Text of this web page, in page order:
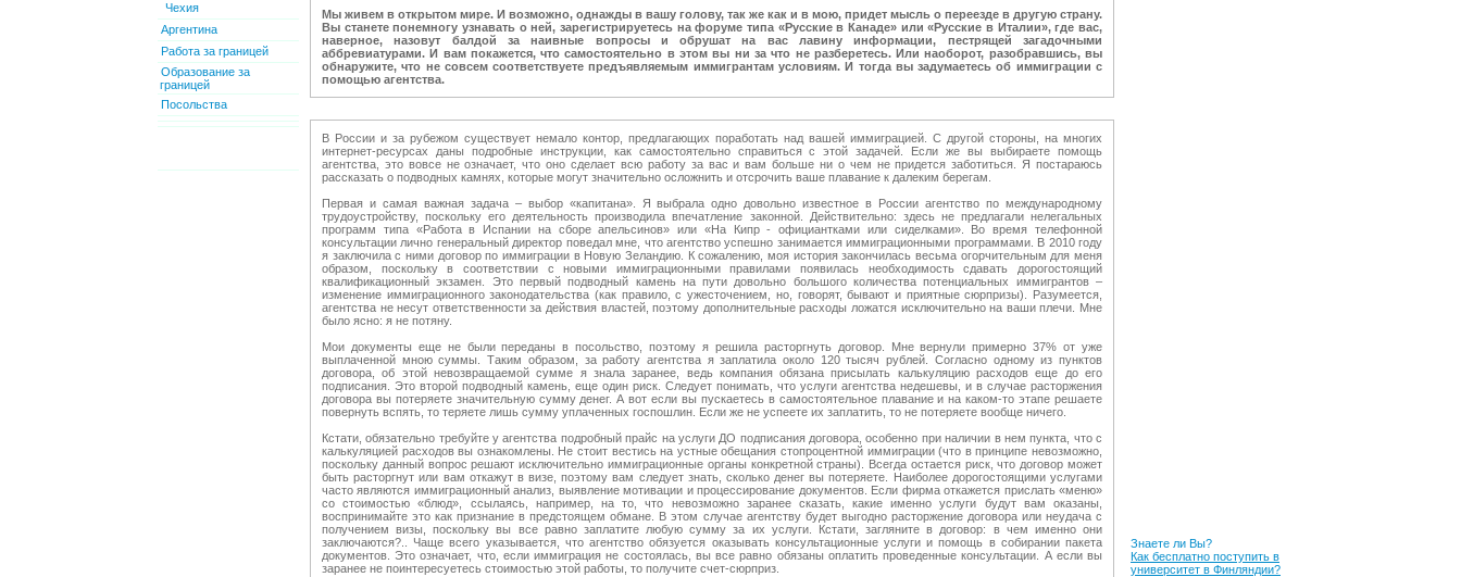
Чехия
Аргентина
Работа за границей
Образование за
границей
Посольства
Мы живем в открытом мире. И возможно, однажды в вашу голову, так же как и в мою, придет мысль о переезде в другую страну.
Вы станете понемногу узнавать о ней, зарегистрируетесь на форуме типа «Русские в Канаде» или «Русские в Италии», где вас,
наверное, назовут балдой за наивные вопросы и обрушат на вас лавину информации, пестрящей загадочными
аббревиатурами. И вам покажется, что самостоятельно в этом вы ни за что не разберетесь. Или наоборот, разобравшись, вы
обнаружите, что не совсем соответствуете предъявляемым иммигрантам условиям. И тогда вы задумаетесь об иммиграции с
помощью агентства.
В России и за рубежом существует немало контор, предлагающих поработать над вашей иммиграцией. С другой стороны, на многих
интернет-ресурсах даны подробные инструкции, как самостоятельно справиться с этой задачей. Если же вы выбираете помощь
агентства, это вовсе не означает, что оно сделает всю работу за вас и вам больше ни о чем не придется заботиться. Я постараюсь
рассказать о подводных камнях, которые могут значительно осложнить и отсрочить ваше плавание к далеким берегам.
Первая и самая важная задача – выбор «капитана». Я выбрала одно довольно известное в России агентство по международному
трудоустройству, поскольку его деятельность производила впечатление законной. Действительно: здесь не предлагали нелегальных
программ типа «Работа в Испании на сборе апельсинов» или «На Кипр - официантками или сиделками». Во время телефонной
консультации лично генеральный директор поведал мне, что агентство успешно занимается иммиграционными программами. В 2010 году
я заключила с ними договор по иммиграции в Новую Зеландию. К сожалению, моя история закончилась весьма огорчительным для меня
образом, поскольку в соответствии с новыми иммиграционными правилами появилась необходимость сдавать дорогостоящий
квалификационный экзамен. Это первый подводный камень на пути довольно большого количества потенциальных иммигрантов –
изменение иммиграционного законодательства (как правило, с ужесточением, но, говорят, бывают и приятные сюрпризы). Разумеется,
агентства не несут ответственности за действия властей, поэтому дополнительные расходы ложатся исключительно на ваши плечи. Мне
было ясно: я не потяну.
Мои документы еще не были переданы в посольство, поэтому я решила расторгнуть договор. Мне вернули примерно 37% от уже
выплаченной мною суммы. Таким образом, за работу агентства я заплатила около 120 тысяч рублей. Согласно одному из пунктов
договора, об этой невозвращаемой сумме я знала заранее, ведь компания обязана присылать калькуляцию расходов еще до его
подписания. Это второй подводный камень, еще один риск. Следует понимать, что услуги агентства недешевы, и в случае расторжения
договора вы потеряете значительную сумму денег. А вот если вы пускаетесь в самостоятельное плавание и на каком-то этапе решаете
повернуть вспять, то теряете лишь сумму уплаченных госпошлин. Если же не успеете их заплатить, то не потеряете вообще ничего.
Кстати, обязательно требуйте у агентства подробный прайс на услуги ДО подписания договора, особенно при наличии в нем пункта, что с
калькуляцией расходов вы ознакомлены. Не стоит вестись на устные обещания стопроцентной иммиграции (что в принципе невозможно,
поскольку данный вопрос решают исключительно иммиграционные органы конкретной страны). Всегда остается риск, что договор может
быть расторгнут или вам откажут в визе, поэтому вам следует знать, сколько денег вы потеряете. Наиболее дорогостоящими услугами
часто являются иммиграционный анализ, выявление мотивации и процессирование документов. Если фирма откажется прислать «меню»
со стоимостью «блюд», ссылаясь, например, на то, что невозможно заранее сказать, какие именно услуги будут вам оказаны,
воспринимайте это как признание в предстоящем обмане. В этом случае агентству будет выгодно расторжение договора или неудача с
получением визы, поскольку вы все равно заплатите любую сумму за их услуги. Кстати, загляните в договор: в чем именно они
заключаются?.. Чаще всего указывается, что агентство обязуется оказывать консультационные услуги и помощь в собирании пакета
документов. Это означает, что, если иммиграция не состоялась, вы все равно обязаны оплатить проведенные консультации. А если вы
заранее не поинтересуетесь стоимостью этой работы, то получите счет-сюрприз.
Знаете ли Вы?
Как бесплатно поступить в
университет в Финляндии?